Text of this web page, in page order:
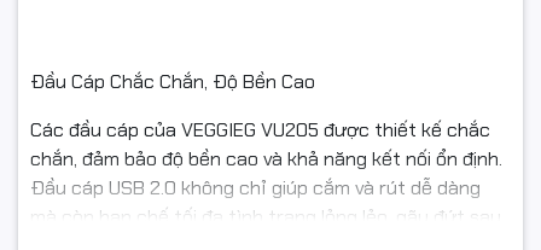
Đầu Cáp Chắc Chắn, Độ Bền Cao
Các đầu cáp của VEGGIEG VU205 được thiết kế chắc
chắn, đảm bảo độ bền cao và khả năng kết nối ổn định.
Đầu cáp USB 2.0 không chỉ giúp cắm và rút dễ dàng
mà còn hạn chế tối đa tình trạng lỏng lẻo, gãy đứt sau